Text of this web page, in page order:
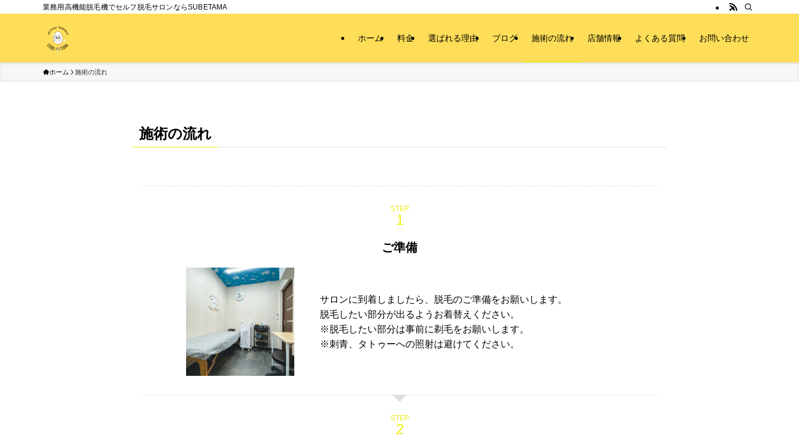
業務用高機能脱毛機でセルフ脱毛サロンならSUBETAMA
ホーム 料金 選ばれる理由 ブログ 施術の流れ 店舗情報 よくある質問 お問い合わせ
ホーム 施術の流れ
施術の流れ
STEP
ご準備
サロンに到着しましたら、脱毛のご準備をお願いします。
脱毛したい部分が出るようお着替えください。
※脱毛したい部分は事前に剃毛をお願いします。
※刺青、タトゥーへの照射は避けてください。
STEP